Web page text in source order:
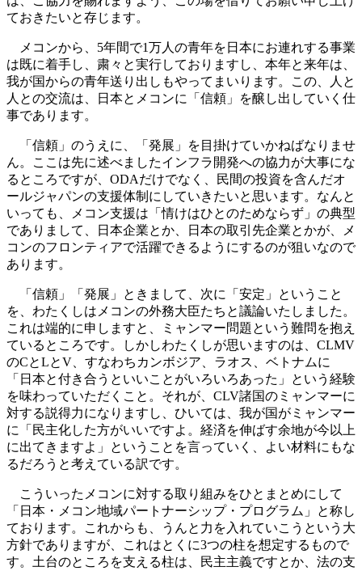
ておきたいと存じます。
メコンから、5年間で1万人の青年を日本にお連れする事業
は既に着手し、粛々と実行しておりますし、本年と来年は、
我が国からの青年送り出しもやってまいります。この、人と
人との交流は、日本とメコンに「信頼」を醸し出していく仕
事であります。
「信頼」のうえに、「発展」を目掛けていかねばなりませ
ん。ここは先に述べましたインフラ開発への協力が大事にな
るところですが、ODAだけでなく、民間の投資を含んだオ
ールジャパンの支援体制にしていきたいと思います。なんと
いっても、メコン支援は「情けはひとのためならず」の典型
でありまして、日本企業とか、日本の取引先企業とかが、メ
コンのフロンティアで活躍できるようにするのが狙いなので
あります。
「信頼」「発展」ときまして、次に「安定」ということ
を、わたくしはメコンの外務大臣たちと議論いたしました。
これは端的に申しますと、ミャンマー問題という難問を抱え
ているところです。しかしわたくしが思いますのは、CLMV
のCとLとV、すなわちカンボジア、ラオス、ベトナムに
「日本と付き合うといいことがいろいろあった」という経験
を味わっていただくこと。それが、CLV諸国のミャンマーに
対する説得力になりますし、ひいては、我が国がミャンマー
に「民主化した方がいいですよ。経済を伸ばす余地が今以上
に出てきますよ」ということを言っていく、よい材料にもな
るだろうと考えている訳です。
こういったメコンに対する取り組みをひとまとめにして
「日本・メコン地域パートナーシップ・プログラム」と称し
ております。これからも、うんと力を入れていこうという大
方針でありますが、これはとくに3つの柱を想定するもので
す。土台のところを支える柱は、民主主義ですとか、法の支